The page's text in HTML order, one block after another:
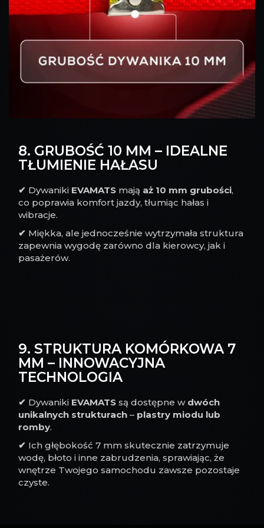
8. GRUBOŚĆ 10 MM – IDEALNE
TŁUMIENIE HAŁASU
✔ Dywaniki EVAMATS mają aż 10 mm grubości,
co poprawia komfort jazdy, tłumiąc hałas i
wibracje.
✔ Miękka, ale jednocześnie wytrzymała struktura
zapewnia wygodę zarówno dla kierowcy, jak i
pasażerów.
9. STRUKTURA KOMÓRKOWA 7
MM – INNOWACYJNA
TECHNOLOGIA
✔ Dywaniki EVAMATS są dostępne w dwóch
unikalnych strukturach – plastry miodu lub
romby.
✔ Ich głębokość 7 mm skutecznie zatrzymuje
wodę, błoto i inne zabrudzenia, sprawiając, że
wnętrze Twojego samochodu zawsze pozostaje
czyste.